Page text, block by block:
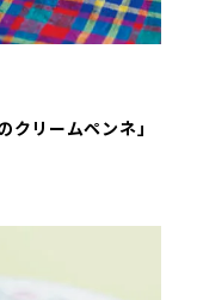
リームペンネ」